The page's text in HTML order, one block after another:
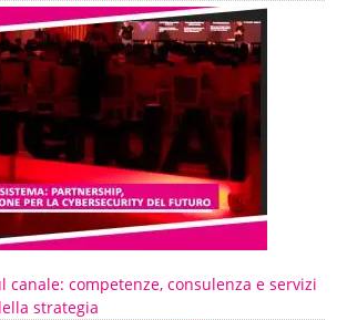
canale: competenze, consulenza e servizi
strategia